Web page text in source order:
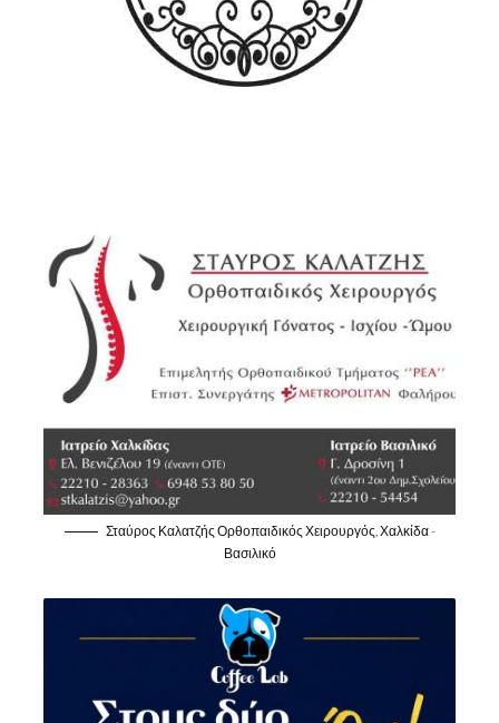
Σταύρος Καλατζής Ορθοπαιδικός Χειρουργός, Χαλκίδα -
Βασιλικό